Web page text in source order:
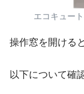
エコキュー
操作窓を開ける
以下について確